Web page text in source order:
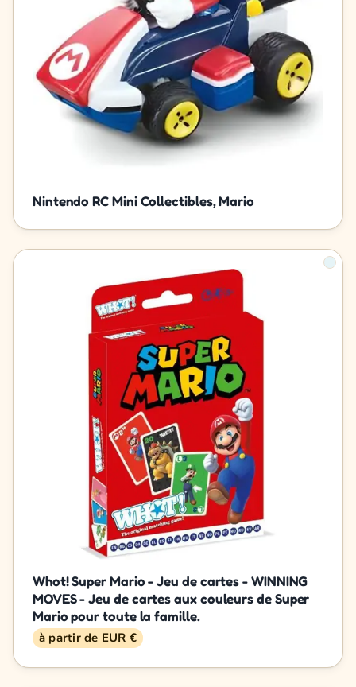
Nintendo RC Mini Collectibles, Mario
Whot! Super Mario - Jeu de cartes - WINNING
MOVES - Jeu de cartes aux couleurs de Super
Mario pour toute la famille.
à partir de EUR €